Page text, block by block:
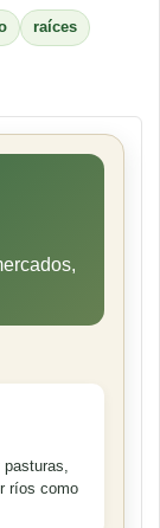
raíces
ríos como